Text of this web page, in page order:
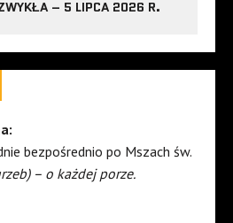
– 5 LIPCA 2026 R.
bezpośrednio po Mszach św.
– o każdej porze.